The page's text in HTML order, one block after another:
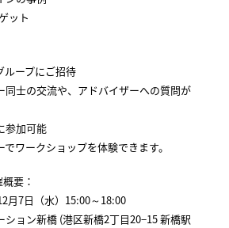
ット
ループにご招待
士の交流や、アドバイザーへの質問が
参加可能
ワークショップを体験できます。
要：
月7日（水）15:00～18:00
ョン新橋 (港区新橋2丁目20−15 新橋駅